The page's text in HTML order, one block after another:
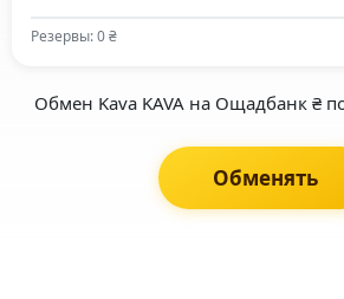
Резервы: 0 ₴
Обмен Kava KAVA на Ощадбанк ₴ по
Обменять